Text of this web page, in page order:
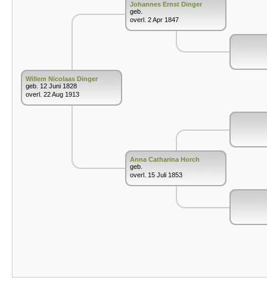
Willem Nicolaas Dinger
geb. 12 Juni 1828
overl. 22 Aug 1913
Johannes Ernst Dinger
geb.
overl. 2 Apr 1847
Anna Catharina Horch
geb.
overl. 15 Juli 1853